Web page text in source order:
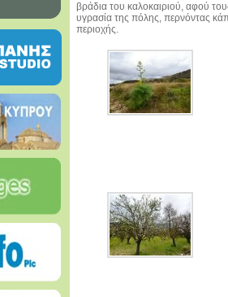
βράδια του καλοκαιριού, αφού
υγρασία της πόλης, περνόντας
περιοχής.